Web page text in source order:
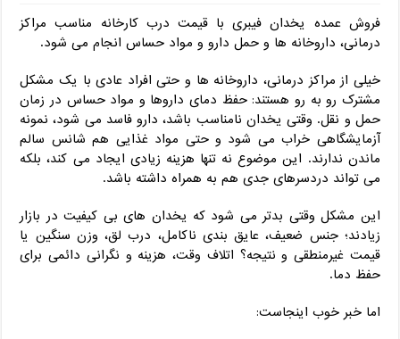
یخدان
فیبری
درب
کارخانه
فروش عمده یخدان فیبری با قیمت درب کارخانه مناسب مراکز
درمانی، داروخانه‌ ها و حمل دارو و مواد حساس انجام می شود.
خیلی از مراکز درمانی، داروخانه ‌ها و حتی افراد عادی با یک مشکل
مشترک رو به ‌رو هستند: حفظ دمای داروها و مواد حساس در زمان
حمل‌ و نقل. وقتی یخدان نامناسب باشد، دارو فاسد می ‌شود، نمونه
آزمایشگاهی خراب می ‌شود و حتی مواد غذایی هم شانس سالم
ماندن ندارند. این موضوع نه ‌تنها هزینه زیادی ایجاد می‌ کند، بلکه
می ‌تواند دردسرهای جدی هم به همراه داشته باشد.
این مشکل وقتی بدتر می‌ شود که یخدان ‌های بی‌ کیفیت در بازار
زیادند؛ جنس ضعیف، عایق‌ بندی ناکامل، درب لق، وزن سنگین یا
قیمت غیرمنطقی و نتیجه؟ اتلاف وقت، هزینه و نگرانی دائمی برای
حفظ دما.
اما خبر خوب اینجاست: